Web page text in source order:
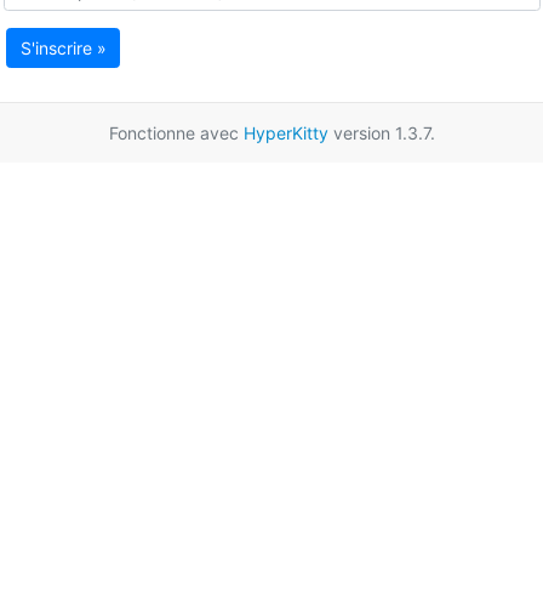
S'inscrire »
Fonctionne avec HyperKittyversion 1.3.7.